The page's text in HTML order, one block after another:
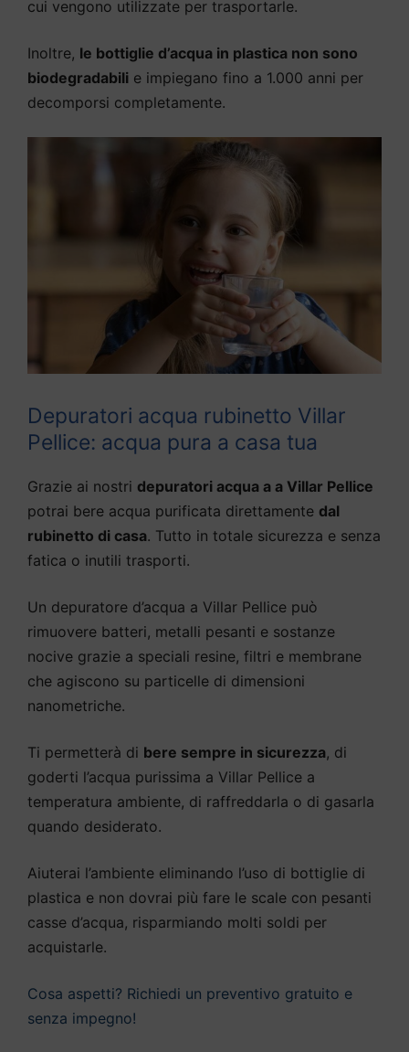
cui vengono utilizzate per trasportarle.
Inoltre, le bottiglie d’acqua in plastica non sono
biodegradabili e impiegano fino a 1.000 anni per
decomporsi completamente.
Depuratori acqua rubinetto Villar
Pellice: acqua pura a casa tua
Grazie ai nostri depuratori acqua a a Villar Pellice
potrai bere acqua purificata direttamente dal
rubinetto di casa. Tutto in totale sicurezza e senza
fatica o inutili trasporti.
Un depuratore d’acqua a Villar Pellice può
rimuovere batteri, metalli pesanti e sostanze
nocive grazie a speciali resine, filtri e membrane
che agiscono su particelle di dimensioni
nanometriche.
Ti permetterà di bere sempre in sicurezza, di
goderti l’acqua purissima a Villar Pellice a
temperatura ambiente, di raffreddarla o di gasarla
quando desiderato.
Aiuterai l’ambiente eliminando l’uso di bottiglie di
plastica e non dovrai più fare le scale con pesanti
casse d’acqua, risparmiando molti soldi per
acquistarle.
Cosa aspetti? Richiedi un preventivo gratuito e
senza impegno!